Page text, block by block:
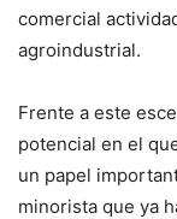
comercial
agroindustrial.
Frente a este
potencial en el
un papel
minorista que ya